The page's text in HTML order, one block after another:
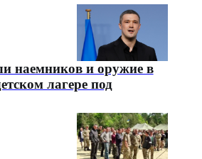
наемников и оружие в
лагере под